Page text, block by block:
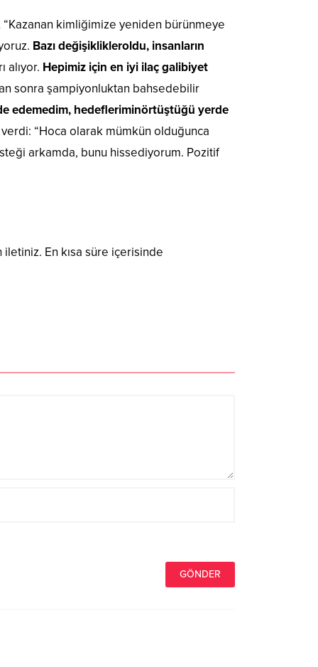
kimliğimize yeniden bürünmeye
Bazı değişiklikleroldu, insanların
alıyor. Hepimiz için en iyi ilaç galibiyet
sonra şampiyonluktan bahsedebilir
edemedim, hedefleriminörtüştüğü yerde
“Hoca olarak mümkün olduğunca
arkamda, bunu hissediyorum. Pozitif
En kısa süre içerisinde